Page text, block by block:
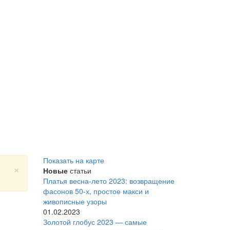
×
Показать на карте
Новыестатьи
Платья весна-лето 2023: возвращение
фасонов 50-х, простое макси и
живописные узоры
01.02.2023
Золотой глобус 2023 — самые